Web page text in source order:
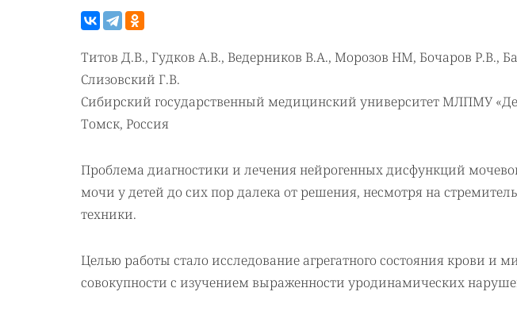
Титов Д.В., Гудков А.В., Ведерников В.А., Морозов НМ, Бочаров Р.В.,
Слизовский Г.В.
Сибирский государственный медицинский университет МЛПМУ
Томск, Россия
Проблема диагностики и лечения нейрогенных дисфункций
мочи у детей до сих пор далека от решения, несмотря на
техники.
Целью работы стало исследование агрегатного состояния крови и
совокупности с изучением выраженности уродинамических